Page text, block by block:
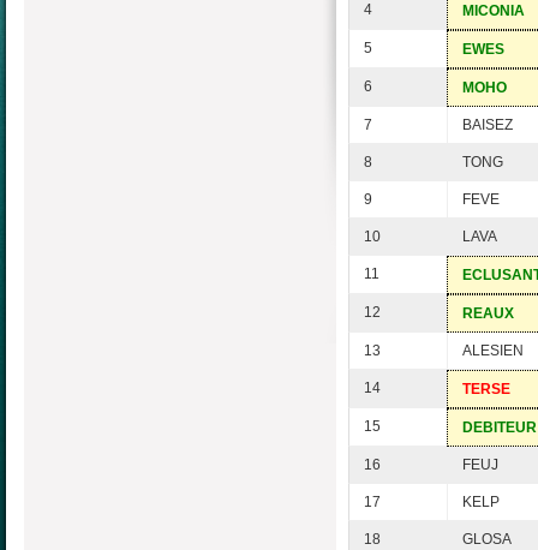
4 MICONIA
5 EWES
6 MOHO
7 BAISEZ
8 TONG
9 FEVE
10 LAVA
11
12 REAUX
13 ALESIEN
14 TERSE
15 DEBITEUR
16 FEUJ
17 KELP
18 GLOSA